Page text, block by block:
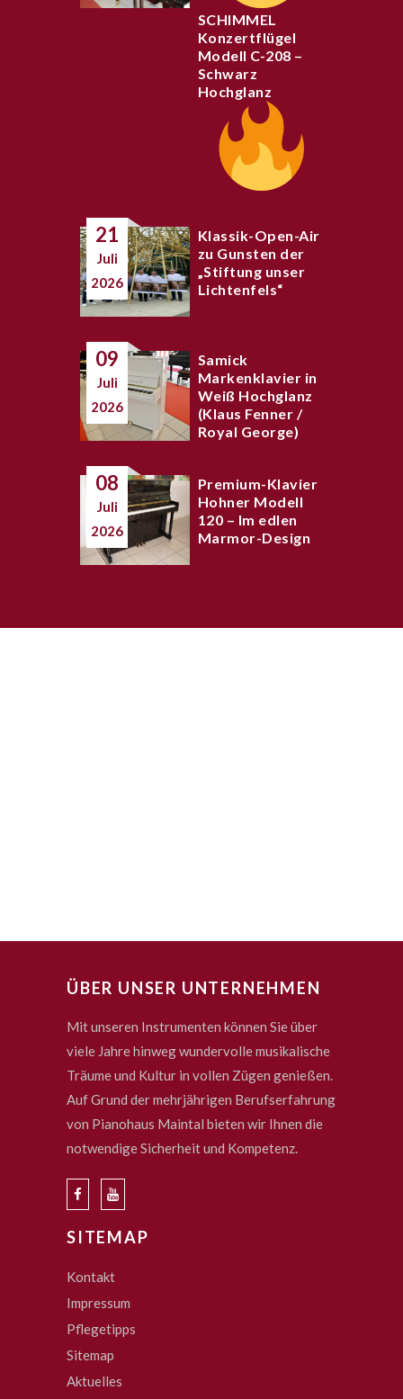
SCHIMMEL
Konzertflügel
Modell C-208 –
Schwarz
Hochglanz
21
Juli
2026
Klassik-Open-Air
zu Gunsten der
„Stiftung unser
Lichtenfels“
09
Juli
2026
Samick
Markenklavier in
Weiß Hochglanz
(Klaus Fenner /
Royal George)
08
Juli
2026
Premium-Klavier
Hohner Modell
120 – Im edlen
Marmor-Design
ÜBER UNSER UNTERNEHMEN
Mit unseren Instrumenten können Sie über
viele Jahre hinweg wundervolle musikalische
Träume und Kultur in vollen Zügen genießen.
Auf Grund der mehrjährigen Berufserfahrung
von Pianohaus Maintal bieten wir Ihnen die
notwendige Sicherheit und Kompetenz.
SITEMAP
Kontakt
Impressum
Pflegetipps
Sitemap
Aktuelles